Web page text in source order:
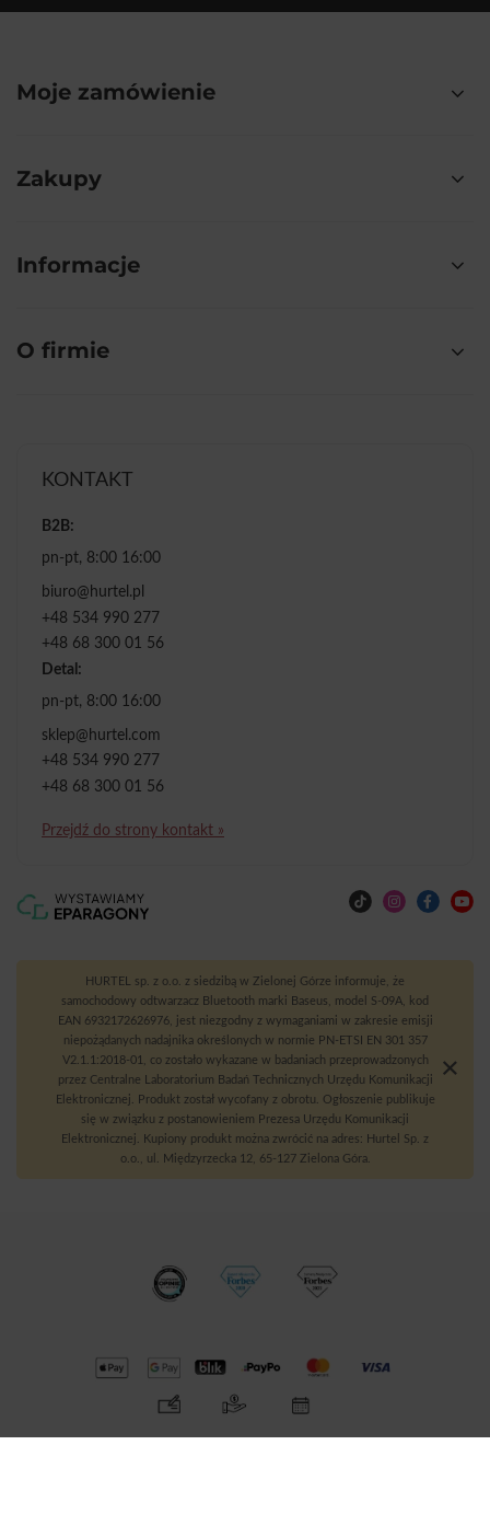
Moje zamówienie
Zakupy
Informacje
O firmie
KONTAKT
B2B:
pn-pt, 8:00 16:00
biuro@hurtel.pl
+48 534 990 277
+48 68 300 01 56
Detal:
pn-pt, 8:00 16:00
sklep@hurtel.com
+48 534 990 277
+48 68 300 01 56
Przejdź do strony kontakt »
HURTEL sp. z o.o. z siedzibą w Zielonej Górze informuje, że
samochodowy odtwarzacz Bluetooth marki Baseus, model S-09A, kod
EAN 6932172626976, jest niezgodny z wymaganiami w zakresie emisji
niepożądanych nadajnika określonych w normie PN-ETSI EN 301 357
V2.1.1:2018-01, co zostało wykazane w badaniach przeprowadzonych
przez Centralne Laboratorium Badań Technicznych Urzędu Komunikacji
Elektronicznej. Produkt został wycofany z obrotu. Ogłoszenie publikuje
się w związku z postanowieniem Prezesa Urzędu Komunikacji
Elektronicznej. Kupiony produkt można zwrócić na adres: Hurtel Sp. z
o.o., ul. Międzyrzecka 12, 65-127 Zielona Góra.